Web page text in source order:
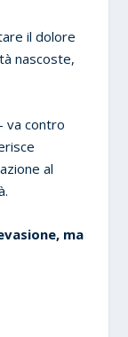
il dolore
nascoste,
va contro
al
ma